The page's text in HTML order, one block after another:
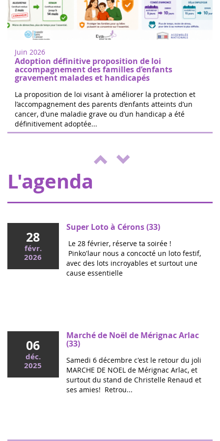
Juin 2026
Adoption définitive proposition de loi
accompagnement des familles d’enfants
gravement malades et handicapés
La proposition de loi visant à améliorer la protection et
l’accompagnement des parents d’enfants atteints d’un
cancer, d’une maladie grave ou d’un handicap a été
définitivement adoptée...
Ce mercredi, le député Vincent Thiébaut organisait avec
Grandir Sans Cancer et Eva pour la vie le colloque "Dons
de vie et lutte contre les cancers, maladies graves et
handicaps de l'enfant" à l'...
L'agenda
18
juin
2022
Femmes de coeur à Nogent sur
Oise
Marchez ou courez pour soutenir la
Paris.Inscription gratuite sur place. ...
04
Les 24h de Boissy le Cutté
L'équipe de Running Pour L'espoir
d'animations au profit d'Eva pour la vie et
de l'ENVOL, pour soutenir les enfants m...
28
févr.
2026
Super Loto à Cérons (33)
Le 28 février, réserve ta soirée !
Pinko'laur nous a concocté un loto festif,
avec des lots incroyables et surtout une
cause essentielle
06
déc.
2025
Marché de Noël de Mérignac Arlac
(33)
Samedi 6 décembre c'est le retour du joli
MARCHE DE NOEL de Mérignac Arlac, et
surtout du stand de Christelle Renaud et
ses amies! Retrou...